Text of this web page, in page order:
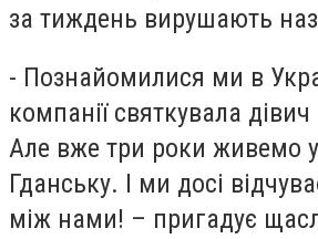
за тиждень вирушають
- Познайомилися ми в
компанії святкувала
Але вже три роки живемо
Гданську. І ми досі
між нами! – пригадує